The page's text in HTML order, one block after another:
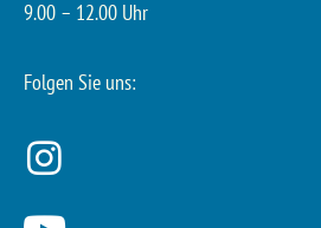
9.00 – 12.00 Uhr
Folgen Sie uns: